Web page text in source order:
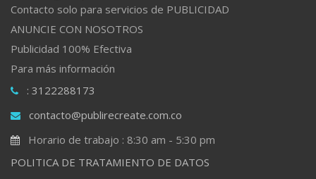
Contacto solo para servicios de PUBLICIDAD
ANUNCIE CON NOSOTROS
Publicidad 100% Efectiva
Para más información
: 3122288173
contacto@publirecreate.com.co
Horario de trabajo : 8:30 am - 5:30 pm
POLITICA DE TRATAMIENTO DE DATOS